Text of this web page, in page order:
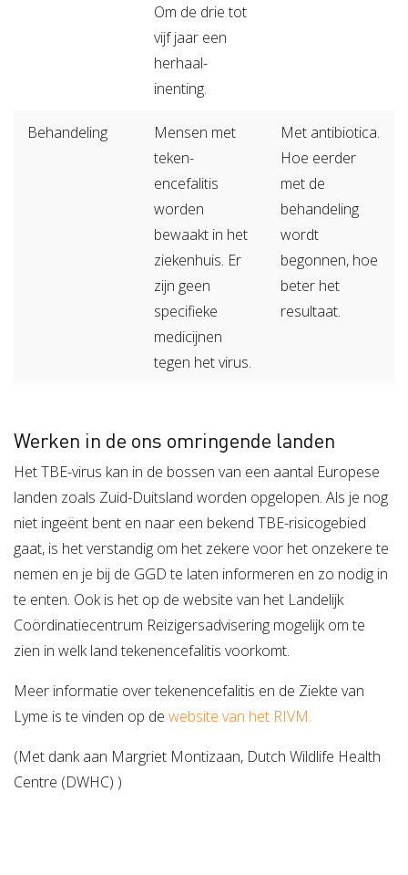
Om de drie tot
vijf jaar een
herhaal-
inenting.
Behandeling
Mensen met
teken-
encefalitis
worden
bewaakt in het
ziekenhuis. Er
zijn geen
specifieke
medicijnen
tegen het virus.
Met antibiotica.
Hoe eerder
met de
behandeling
wordt
begonnen, hoe
beter het
resultaat.
Werken in de ons omringende landen
Het TBE-virus kan in de bossen van een aantal Europese
landen zoals Zuid-Duitsland worden opgelopen. Als je nog
niet ingeënt bent en naar een bekend TBE-risicogebied
gaat, is het verstandig om het zekere voor het onzekere te
nemen en je bij de GGD te laten informeren en zo nodig in
te enten. Ook is het op de website van het Landelijk
Coördinatiecentrum Reizigersadvisering mogelijk om te
zien in welk land tekenencefalitis voorkomt.
Meer informatie over tekenencefalitis en de Ziekte van
Lyme is te vinden op de website van het RIVM.
(Met dank aan Margriet Montizaan, Dutch Wildlife Health
Centre (DWHC) )